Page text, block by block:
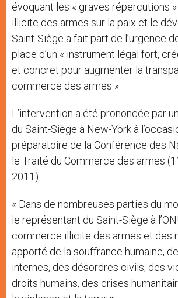
évoquant les « graves répercutions
illicite des armes sur la paix et le
Saint-Siège a fait part de l’urgence
place d’un « instrument légal fort,
et concret pour augmenter la
commerce des armes ».
L’intervention a été prononcée par
du Saint-Siège à New-York à
préparatoire de la Conférence des
le Traité du Commerce des armes
2011).
« Dans de nombreuses parties du
le représentant du Saint-Siège à
commerce illicite des armes et des
apporté de la souffrance humaine,
internes, des désordres civils, des
droits humains, des crises